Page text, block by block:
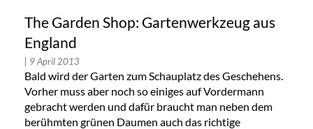
The Garden Shop: Gartenwerkzeug aus
England
| 9 April 2013
Bald wird der Garten zum Schauplatz des Geschehens.
Vorher muss aber noch so einiges auf Vordermann
gebracht werden und dafür braucht man neben dem
berühmten grünen Daumen auch das richtige